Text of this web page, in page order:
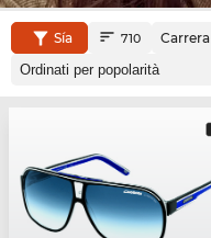
Sía 710 Carrera